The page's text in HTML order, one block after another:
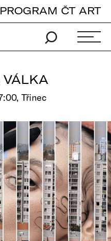
PROGRAM ČT ART
VÁLKA
Třinec